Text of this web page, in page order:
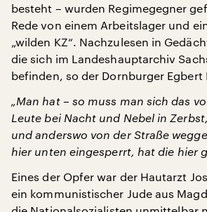
besteht – wurden Regimegegner
Rede von einem Arbeitslager und
„wilden KZ“. Nachzulesen in
die sich im Landeshauptarchiv
befinden, so der Dornburger Egbert
„Man hat – so muss man sich das
Leute bei Nacht und Nebel in
und anderswo von der Straße
hier unten eingesperrt, hat die hier
Eines der Opfer war der Hautarzt
ein kommunistischer Jude aus